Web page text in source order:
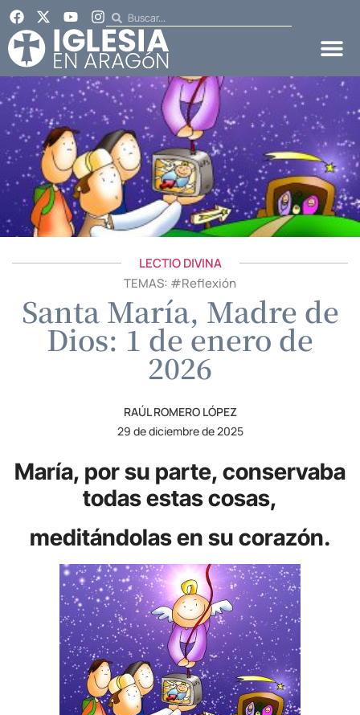
LECTIO DIVINA
TEMAS: #Reflexión
Santa María, Madre de
Dios: 1 de enero de
2026
RAÚL ROMERO LÓPEZ
29 de diciembre de 2025
María, por su parte, conservaba
todas estas cosas,
meditándolas en su corazón.